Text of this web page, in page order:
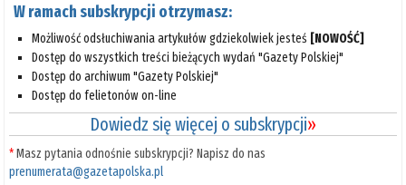
W ramach subskrypcji otrzymasz:
Możliwość odsłuchiwania artykułów gdziekolwiek jesteś [NOWOŚĆ]
Dostęp do wszystkich treści bieżących wydań "Gazety Polskiej"
Dostęp do archiwum "Gazety Polskiej"
Dostęp do felietonów on-line
Dowiedz się więcej o subskrypcji»
*Masz pytania odnośnie subskrypcji? Napisz do nas
prenumerata@gazetapolska.pl